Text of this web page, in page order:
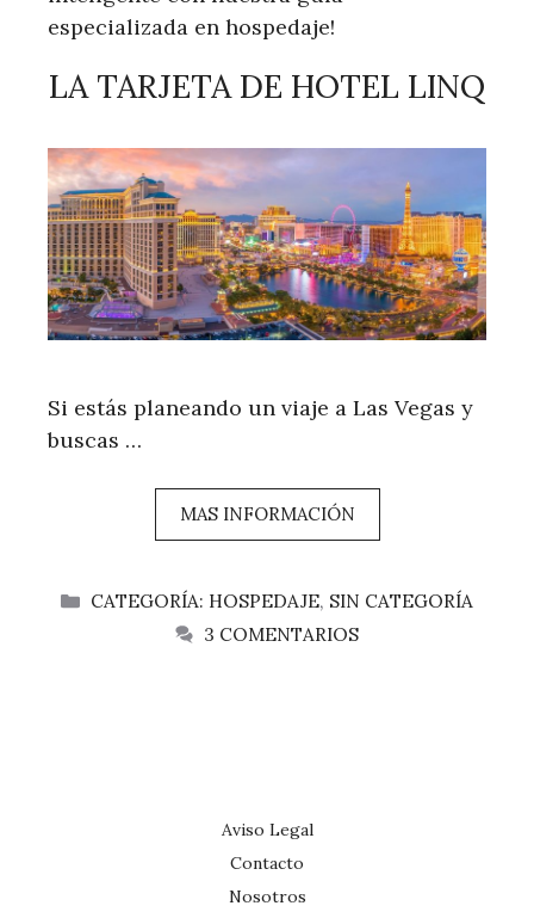
especializada en hospedaje!
LA TARJETA DE HOTEL LINQ
Si estás planeando un viaje a Las Vegas y
buscas …
MAS INFORMACIÓN
CATEGORÍAS
CATEGORÍA: HOSPEDAJE, SIN CATEGORÍA
3 COMENTARIOS
Aviso Legal
Contacto
Nosotros